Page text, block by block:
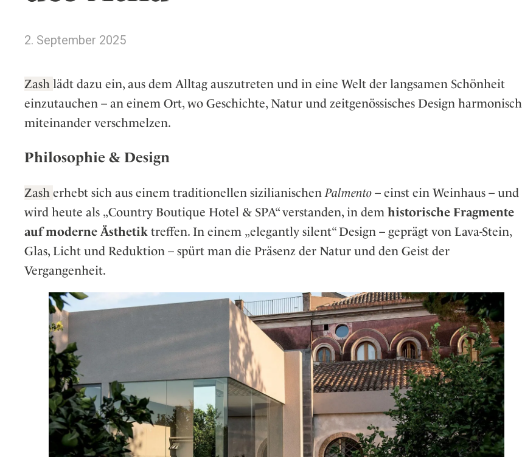
Kroatien
Österreich
Portugal
Schweden
Schweiz
2. September 2025
Zash lädt dazu ein, aus dem Alltag auszutreten und in eine Welt der langsamen Schönheit
einzutauchen – an einem Ort, wo Geschichte, Natur und zeitgenössisches Design harmonisch
miteinander verschmelzen.
Philosophie & Design
Zash erhebt sich aus einem traditionellen sizilianischenPalmento – einst ein Weinhaus – und
wird heute als „Country Boutique Hotel & SPA“ verstanden, in dem historische Fragmente
auf moderne Ästhetik treffen. In einem „elegantly silent“ Design – geprägt von Lava-Stein,
Glas, Licht und Reduktion – spürt man die Präsenz der Natur und den Geist der
Vergangenheit.